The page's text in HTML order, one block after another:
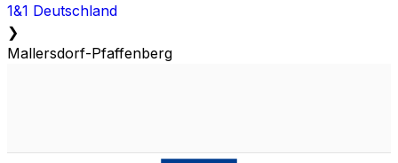
1&1 Deutschland
❯
Mallersdorf-Pfaffenberg